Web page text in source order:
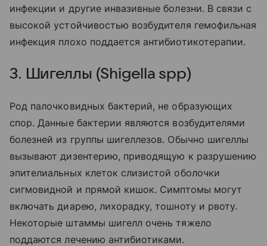
инфекции и другие инвазивные болезни. В связи с
высокой устойчивостью возбудителя гемофильная
инфекция плохо поддается антибиотикотерапии.
3. Шигеллы (Shigella spp)
Род палочковидных бактерий, не образующих
спор. Данные бактерии являются возбудителями
болезней из группы шигеллезов. Обычно шигеллы
вызывают дизентерию, приводящую к разрушению
эпителиальных клеток слизистой оболочки
сигмовидной и прямой кишок. Симптомы могут
включать диарею, лихорадку, тошноту и рвоту.
Некоторые штаммы шигелл очень тяжело
поддаются лечению антибиотиками.